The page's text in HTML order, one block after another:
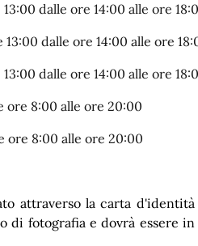
dalle ore 14:00 alle ore
dalle ore 14:00 alle ore
dalle ore 14:00 alle ore
8:00 alle ore 20:00
8:00 alle ore 20:00
attraverso la carta
fotografia e dovrà essere in